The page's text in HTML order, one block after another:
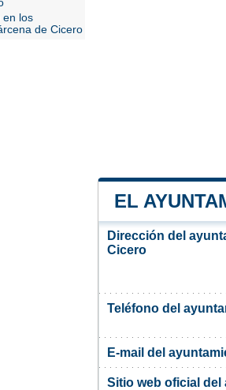
EL
Dirección del
Cicero
Teléfono del
E-mail del
Sitio web oficial del
en los
de Cicero